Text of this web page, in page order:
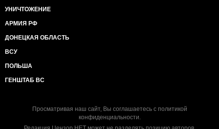
УНИЧТОЖЕНИЕ
АРМИЯ РФ
ДОНЕЦКАЯ ОБЛАСТЬ
ВСУ
ПОЛЬША
ГЕНШТАБ ВС
Просматривая наш сайт, Вы соглашаетесь с политикой
конфиденциальности.